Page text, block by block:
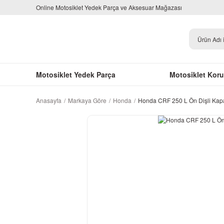
Online Motosiklet Yedek Parça ve Aksesuar Mağazası
Motosiklet Yedek Parça Motosiklet
Anasayfa Markaya Göre Honda Honda CRF 250 L Ön Dişli